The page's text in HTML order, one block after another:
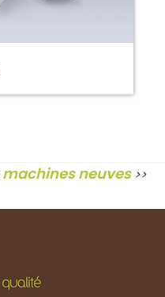
machines neuves>>